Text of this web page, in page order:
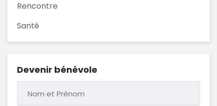
Rencontre
Santé
Devenir bénévole